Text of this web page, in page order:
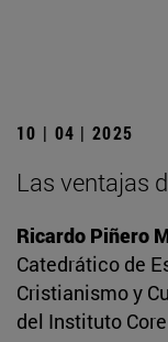
10 | 04 | 2025
Las ventajas
Ricardo Piñero
Catedrático de
Cristianismo y
del Instituto